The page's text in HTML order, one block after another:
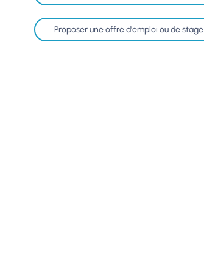
Proposer une offre d'emploi ou de stage